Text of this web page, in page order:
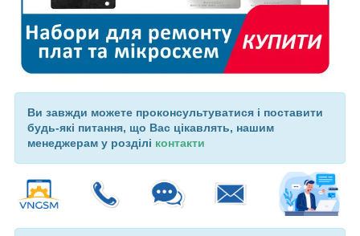
Ви завжди можете проконсультуватися і поставити
будь-які питання, що Вас цікавлять, нашим
менеджерам у розділі контакти